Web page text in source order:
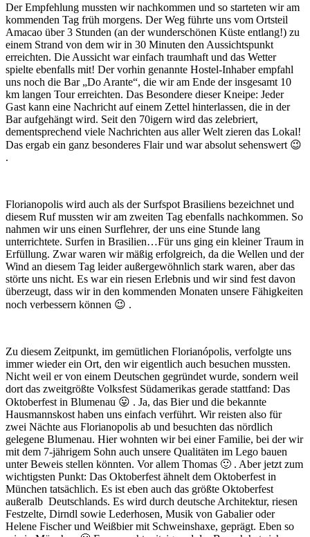
Der Empfehlung mussten wir nachkommen und so starteten wir am
kommenden Tag früh morgens. Der Weg führte uns vom Ortsteil
Amacao über 3 Stunden (an der wunderschönen Küste entlang!) zu
einem Strand von dem wir in 30 Minuten den Aussichtspunkt
erreichten. Die Aussicht war einfach traumhaft und das Wetter
spielte ebenfalls mit! Der vorhin genannte Hostel-Inhaber empfahl
uns noch die Bar „Do Arante“, die wir am Ende der insgesamt 10
km langen Tour erreichten. Das Besondere dieser Kneipe: Jeder
Gast kann eine Nachricht auf einem Zettel hinterlassen, die in der
Bar aufgehängt wird. Seit den 70igern wird das zelebriert,
dementsprechend viele Nachrichten aus aller Welt zieren das Lokal!
Das ergab ein ganz besonderes Flair und war absolut sehenswert 😉
.
Florianopolis wird auch als der Surfspot Brasiliens bezeichnet und
diesem Ruf mussten wir am zweiten Tag ebenfalls nachkommen. So
nahmen wir uns einen Surflehrer, der uns eine Stunde lang
unterrichtete. Surfen in Brasilien…Für uns ging ein kleiner Traum in
Erfüllung. Zwar waren wir mäßig erfolgreich, da die Wellen und der
Wind an diesem Tag leider außergewöhnlich stark waren, aber das
störte uns nicht. Es war ein riesen Erlebnis und wir sind fest davon
überzeugt, dass wir in den kommenden Monaten unsere Fähigkeiten
noch verbessern können 😉 .
Zu diesem Zeitpunkt, im gemütlichen Florianópolis, verfolgte uns
immer wieder ein Ort, den wir eigentlich auch besuchen mussten.
Nicht weil er von einem Deutschen gegründet wurde, sondern weil
dort das zweitgrößte Volksfest Südamerikas gerade stattfand: Das
Oktoberfest in Blumenau 😛 . Ja, das Bier und die bekannte
Hausmannskost haben uns einfach verführt. Wir reisten also für
zwei Nächte aus Florianopolis ab und besuchten das nördlich
gelegene Blumenau. Hier wohnten wir bei einer Familie, bei der wir
mit dem 7-jährigem Sohn auch unsere Qualitäten im Lego bauen
unter Beweis stellen könnten. Vor allem Thomas 🙂 . Aber jetzt zum
wichtigsten Punkt: Das Oktoberfest ähnelt dem Oktoberfest in
München tatsächlich. Es ist eben auch das größte Oktoberfest
außeralb Deutschlands. Es wird durch deutsche Architektur, riesen
Festzelte, Dirndl sowie Lederhosen, Musik von Gabalier oder
Helene Fischer und Weißbier mit Schweinshaxe, geprägt. Eben so